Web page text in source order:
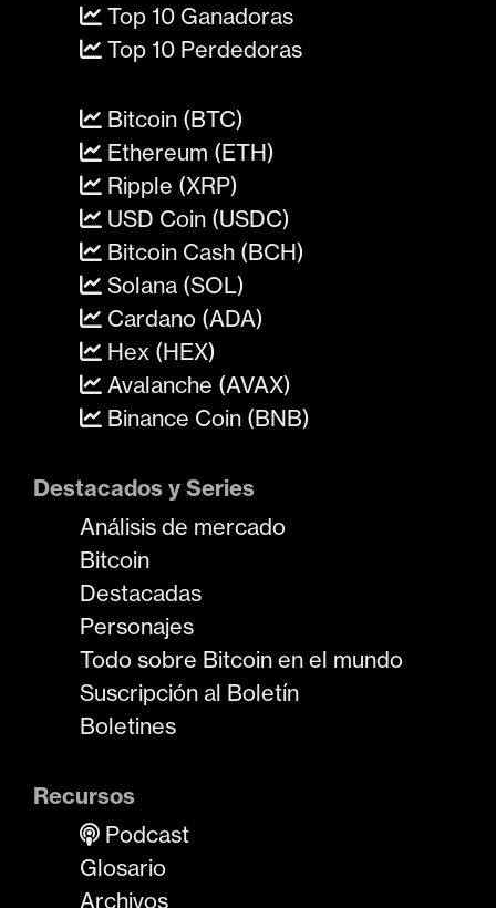
Top 10 Ganadoras
Top 10 Perdedoras
Bitcoin (BTC)
Ethereum (ETH)
Ripple (XRP)
USD Coin (USDC)
Bitcoin Cash (BCH)
Solana (SOL)
Cardano (ADA)
Hex (HEX)
Avalanche (AVAX)
Binance Coin (BNB)
Destacados y Series
Análisis de mercado
Bitcoin
Destacadas
Personajes
Todo sobre Bitcoin en el mundo
Suscripción al Boletín
Boletines
Recursos
Podcast
Glosario
Archivos